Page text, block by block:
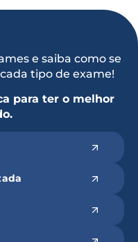
e saiba como se
tipo de exame!
para ter o melhor